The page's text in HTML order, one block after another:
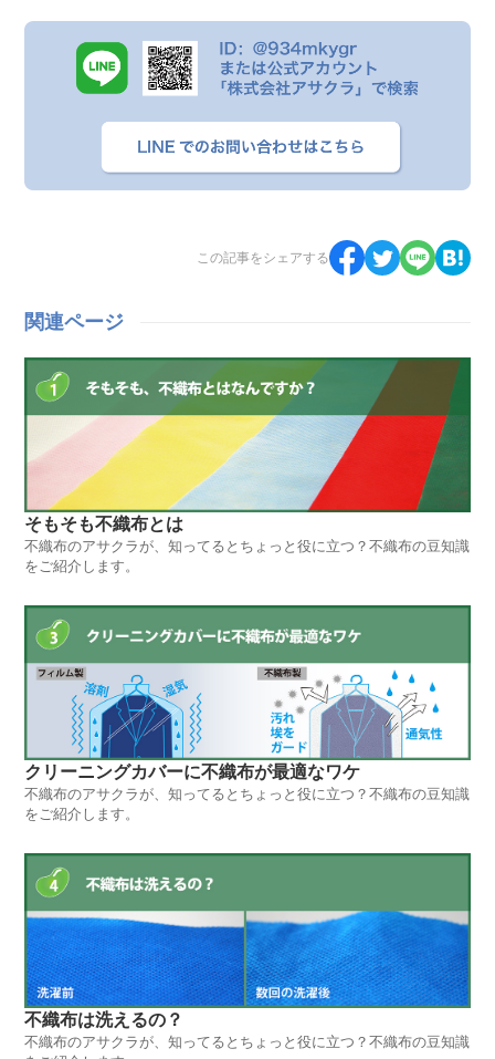
この記事をシェアする
関連ページ
そもそも不織布とは
不織布のアサクラが、知ってるとちょっと役に立つ？不織布の豆知識
をご紹介します。
クリーニングカバーに不織布が最適なワケ
不織布のアサクラが、知ってるとちょっと役に立つ？不織布の豆知識
をご紹介します。
不織布は洗えるの？
不織布のアサクラが、知ってるとちょっと役に立つ？不織布の豆知識